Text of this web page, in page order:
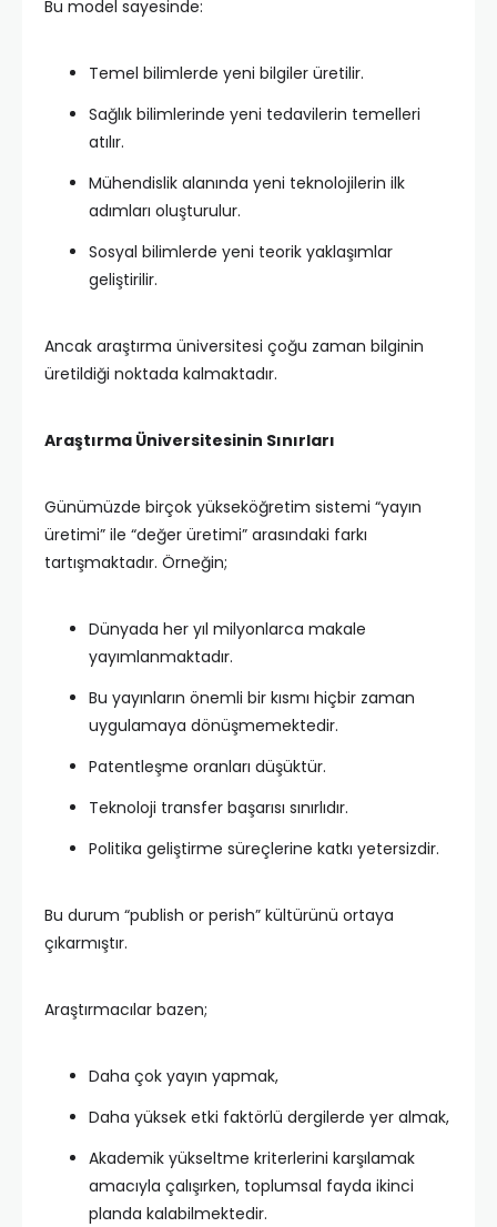
Bu model sayesinde:
Temel bilimlerde yeni bilgiler üretilir.
Sağlık bilimlerinde yeni tedavilerin temelleri
atılır.
Mühendislik alanında yeni teknolojilerin ilk
adımları oluşturulur.
Sosyal bilimlerde yeni teorik yaklaşımlar
geliştirilir.
Ancak araştırma üniversitesi çoğu zaman bilginin
üretildiği noktada kalmaktadır.
Araştırma Üniversitesinin Sınırları
Günümüzde birçok yükseköğretim sistemi “yayın
üretimi” ile “değer üretimi” arasındaki farkı
tartışmaktadır. Örneğin;
Dünyada her yıl milyonlarca makale
yayımlanmaktadır.
Bu yayınların önemli bir kısmı hiçbir zaman
uygulamaya dönüşmemektedir.
Patentleşme oranları düşüktür.
Teknoloji transfer başarısı sınırlıdır.
Politika geliştirme süreçlerine katkı yetersizdir.
Bu durum “publish or perish” kültürünü ortaya
çıkarmıştır.
Araştırmacılar bazen;
Daha çok yayın yapmak,
Daha yüksek etki faktörlü dergilerde yer almak,
Akademik yükseltme kriterlerini karşılamak
amacıyla çalışırken, toplumsal fayda ikinci
planda kalabilmektedir.